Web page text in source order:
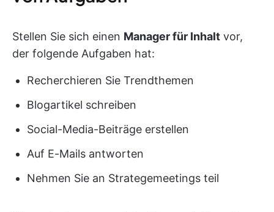
Stellen Sie sich einen Manager für Inhalt vor,
der folgende Aufgaben hat:
Recherchieren Sie Trendthemen
Blogartikel schreiben
Social-Media-Beiträge erstellen
Auf E-Mails antworten
Nehmen Sie an Strategemeetings teil